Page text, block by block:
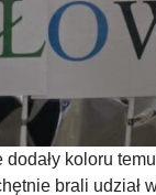
koloru
brali udział